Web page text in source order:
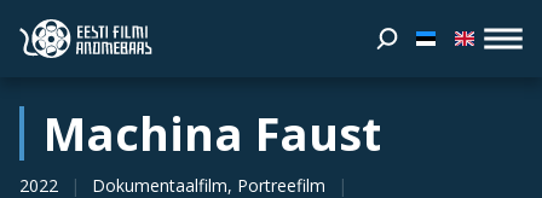
Machina Faust
2022
Dokumentaalfilm, Portreefilm